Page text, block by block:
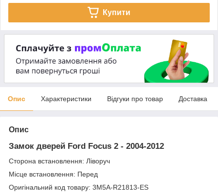
Купити
Опис Характеристики Відгуки про товар Доставка
Опис
Замок дверей Ford Focus 2 - 2004-2012
Сторона встановлення: Ліворуч
Місце встановлення: Перед
Оригінальний код товару: 3M5A-R21813-ES